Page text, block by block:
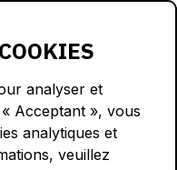
analyser et
Acceptant », vous
analytiques et
veuillez